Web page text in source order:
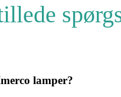
lamper?